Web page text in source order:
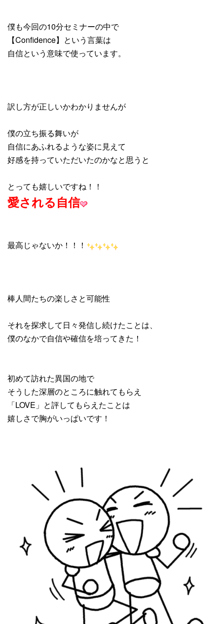
僕も今回の10分セミナーの中で
【Confidence】という言葉は
自信という意味で使っています。
訳し方が正しいかわかりませんが
僕の立ち振る舞いが
自信にあふれるような姿に見えて
好感を持っていただいたのかなと思うと
とっても嬉しいですね！！
愛される自信
最高じゃないか！！！
棒人間たちの楽しさと可能性
それを探求して日々発信し続けたことは、
僕のなかで自信や確信を培ってきた！
初めて訪れた異国の地で
そうした深層のところに触れてもらえ
「LOVE」と評してもらえたことは
嬉しさで胸がいっぱいです！